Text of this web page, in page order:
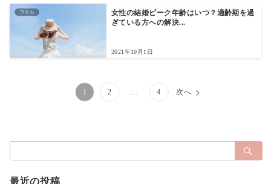
コラム
女性の結婚ピーク年齢はいつ？適齢期を過
ぎている方への解決...
2021年10月1日
ー
1 2 … 4 次へ
索：
最近の投稿